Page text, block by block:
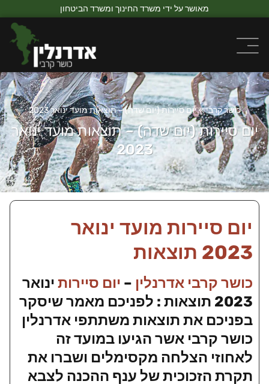
מאושר על ידי משרד החינוך ומשרד הביטחון
כושר קרבי»יום סיירות (יום שדה) – תוצאות מועד ינואר 2023
יום סיירות (יום שדה) – תוצאות מועד ינואר
2023
יום סיירות מועד ינואר
2023 תוצאות
כושר קרבי אדרנלין – יום סיירות ינואר
2023 תוצאות : לפניכם מאמר שיסקר
בפניכם את תוצאות משתתפי אדרנלין
כושר קרבי אשר הגיעו במועד זה
לאחוזי הצלחה מקסימלים ושברו את
תקרת הזכוכית של ענף ההכנה לצבא